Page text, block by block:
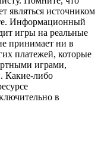
являться источником
Информационный
игры на реальные
принимает ни в
платежей, которые
играми,
Какие-либо
в